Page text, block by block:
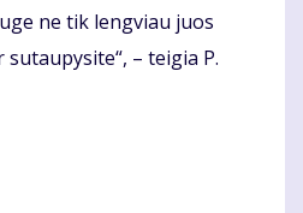
ne tik lengviau juos
– teigia P.